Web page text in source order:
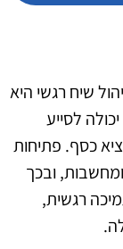
שיח רגשי היא
לסייע
כסף. פתיחות
ובכך
רגשית,